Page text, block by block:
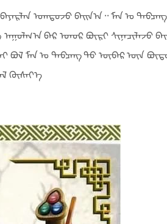
ᠣᠭᠲᠤᠵᠤ ᠪᠠᠢᠨ᠎ᠠ᠃ ᠮᠠᠨ ᠤ
ᠪᠠᠷ ᠡᠳᠦᠷ ᠪᠦᠷᠢ ᠰᠢᠨᠡᠴᠢᠯᠡᠵᠦ
ᠪᠣᠯ ᠮᠠᠨ ᠤ ᠲᠠᠪᠴᠠᠩ ᠳᠤ ᠦᠪᠡᠷ ᠦᠨ
ᠬᠦᠰᠡᠶ᠎ᠡ